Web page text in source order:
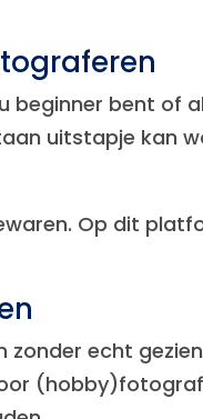
beginner bent of
uitstapje kan
Op dit
echt